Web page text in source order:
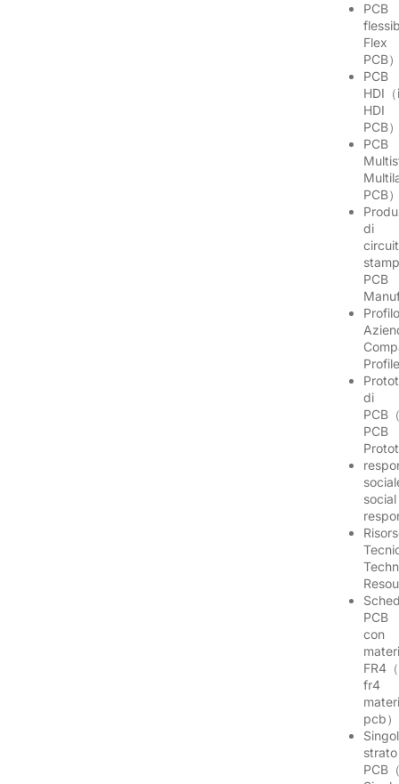
PCB
Flex
PCB
PCB
HDI
HDI
PCB
PCB
PCB
di
PCB
di
PCB
PCB
social
PCB
con
FR4
fr4
pcb）
strato
PCB